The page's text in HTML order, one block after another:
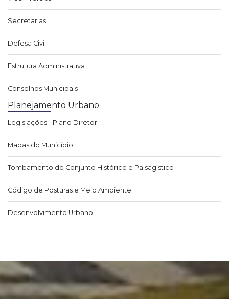
Secretarias
Defesa Civil
Estrutura Administrativa
Conselhos Municipais
Planejamento Urbano
Legislações - Plano Diretor
Mapas do Município
Tombamento do Conjunto Histórico e Paisagístico
Código de Posturas e Meio Ambiente
Desenvolvimento Urbano